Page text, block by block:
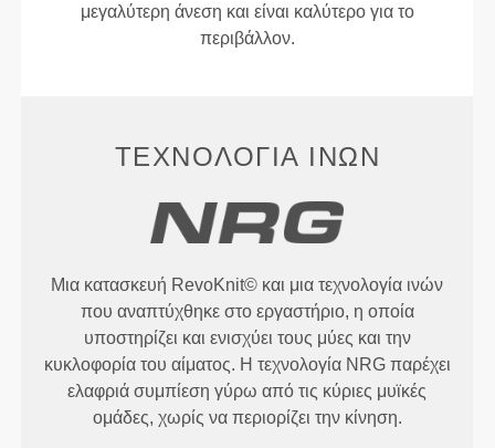
μεγαλύτερη άνεση και είναι καλύτερο για το
περιβάλλον.
ΤΕΧΝΟΛΟΓΊΑ ΙΝΏΝ
Μια κατασκευή RevoKnit© και μια τεχνολογία ινών
που αναπτύχθηκε στο εργαστήριο, η οποία
υποστηρίζει και ενισχύει τους μύες και την
κυκλοφορία του αίματος. Η τεχνολογία NRG παρέχει
ελαφριά συμπίεση γύρω από τις κύριες μυϊκές
ομάδες, χωρίς να περιορίζει την κίνηση.